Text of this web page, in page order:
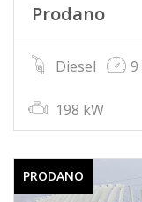
Prodano
Diesel 9
198 kW
PRODANO